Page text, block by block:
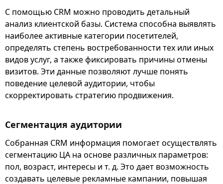
С помощью CRM можно проводить детальный
анализ клиентской базы. Система способна выявлять
наиболее активные категории посетителей,
определять степень востребованности тех или иных
видов услуг, а также фиксировать причины отмены
визитов. Эти данные позволяют лучше понять
поведение целевой аудитории, чтобы
скорректировать стратегию продвижения.
Сегментация аудитории
Собранная CRM информация помогает осуществлять
сегментацию ЦА на основе различных параметров:
пол, возраст, интересы и т. д. Это дает возможность
создавать целевые рекламные кампании, повышая